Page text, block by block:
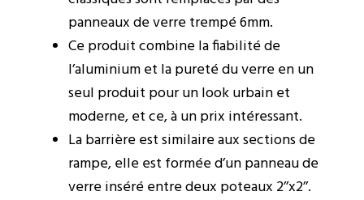
panneaux de verre trempé 6mm.
Ce produit combine la fiabilité de
l’aluminium et la pureté du verre en un
seul produit pour un look urbain et
moderne, et ce, à un prix intéressant.
La barrière est similaire aux sections de
rampe, elle est formée d’un panneau de
verre inséré entre deux poteaux 2’’x2’’.